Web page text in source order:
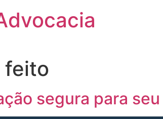
feito
segura para